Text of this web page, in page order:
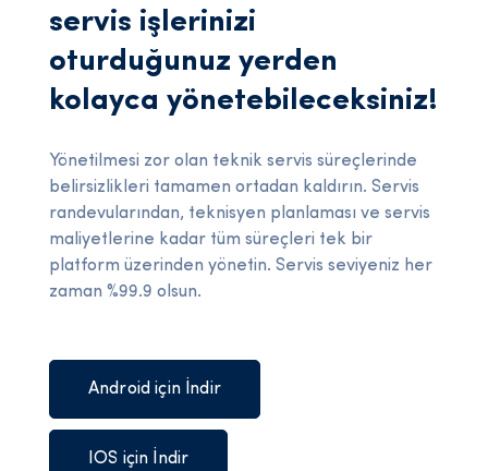
servis işlerinizi
oturduğunuz yerden
kolayca yönetebileceksiniz!
Yönetilmesi zor olan teknik servis süreçlerinde
belirsizlikleri tamamen ortadan kaldırın. Servis
randevularından, teknisyen planlaması ve servis
maliyetlerine kadar tüm süreçleri tek bir
platform üzerinden yönetin. Servis seviyeniz her
zaman %99.9 olsun.
Android için İndir
IOS için İndir